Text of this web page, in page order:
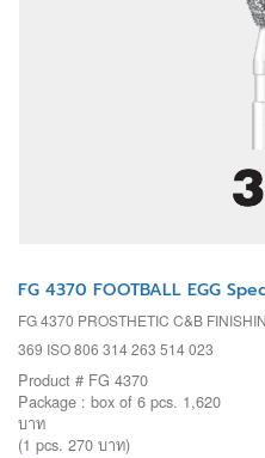
FG 4370 FOOTBALL EGG
FG 4370 PROSTHETIC C&B
369 ISO 806 314 263 514 023
Product # FG 4370
Package : box of 6 pcs. 1,620
บาท
(1 pcs. 270 บาท)